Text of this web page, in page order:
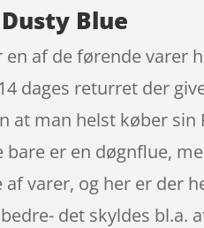
Blue
af de førende
dages returret der
at man helst køber
er en døgnflue,
varer, og her er der
det skyldes bl.a.